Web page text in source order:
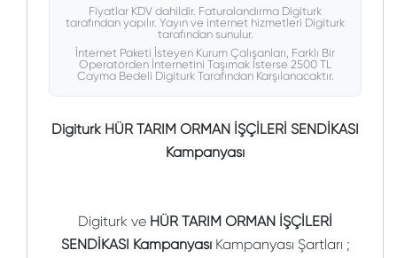
Fiyatlar KDV dahildir. Faturalandırma Digiturk
tarafından yapılır. Yayın ve internet hizmetleri Digiturk
tarafından sunulur.
İnternet Paketi İsteyen Kurum Çalışanları, Farklı Bir
Operatörden İnternetini Taşımak İsterse 2500 TL
Cayma Bedeli Digiturk Tarafından Karşılanacaktır.
Digiturk HÜR TARIM ORMAN İŞÇİLERİ SENDİKASI
Kampanyası
Digiturk ve HÜR TARIM ORMAN İŞÇİLERİ
SENDİKASI KampanyasıKampanyası Şartları ;